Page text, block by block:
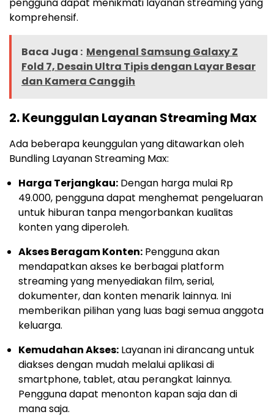
pengguna dapat menikmati layanan streaming yang
komprehensif.
Baca Juga : Mengenal Samsung Galaxy Z
Fold 7, Desain Ultra Tipis dengan Layar Besar
dan Kamera Canggih
2.Keunggulan Layanan Streaming Max
Ada beberapa keunggulan yang ditawarkan oleh
Bundling Layanan Streaming Max:
Harga Terjangkau: Dengan harga mulai Rp
49.000, pengguna dapat menghemat pengeluaran
untuk hiburan tanpa mengorbankan kualitas
konten yang diperoleh.
Akses Beragam Konten: Pengguna akan
mendapatkan akses ke berbagai platform
streaming yang menyediakan film, serial,
dokumenter, dan konten menarik lainnya. Ini
memberikan pilihan yang luas bagi semua anggota
keluarga.
Kemudahan Akses: Layanan ini dirancang untuk
diakses dengan mudah melalui aplikasi di
smartphone, tablet, atau perangkat lainnya.
Pengguna dapat menonton kapan saja dan di
mana saja.